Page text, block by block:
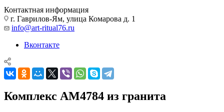
Контактная информация
г. Гаврилов-Ям, улица Комарова д. 1
info@art-ritual76.ru
Вконтакте
Комплекс AM4784 из гранита